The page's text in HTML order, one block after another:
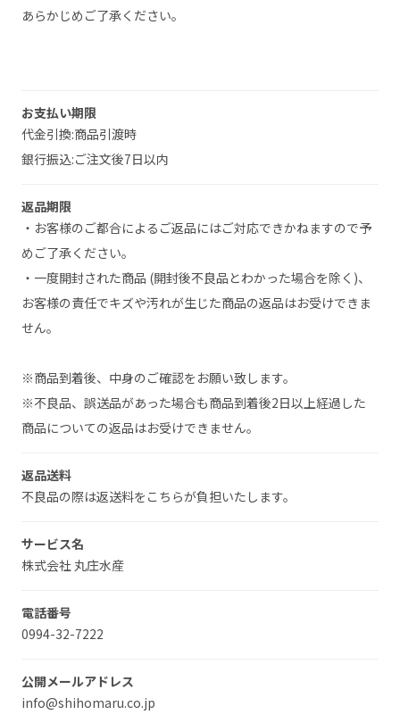
あらかじめご了承ください。
お支払い期限
代金引換:商品引渡時
銀行振込:ご注文後7日以内
返品期限
・お客様のご都合によるご返品にはご対応できかねますので予
めご了承ください。
・一度開封された商品 (開封後不良品とわかった場合を除く)、
お客様の責任でキズや汚れが生じた商品の返品はお受けできま
せん。
※商品到着後、中身のご確認をお願い致します。
※不良品、誤送品があった場合も商品到着後2日以上経過した
商品についての返品はお受けできません。
返品送料
不良品の際は返送料をこちらが負担いたします。
サービス名
株式会社 丸庄水産
電話番号
0994-32-7222
公開メールアドレス
info@shihomaru.co.jp